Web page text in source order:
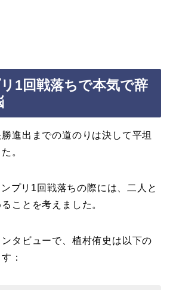
1回戦落ちで本気で辞
進出までの道のりは決して平坦
。
プリ1回戦落ちの際には、二人と
ことを考えました。
タビューで、植村侑史は以下の
：